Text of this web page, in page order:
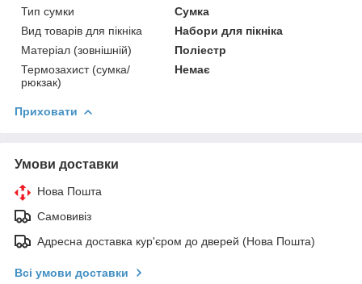
Тип сумки
Сумка
Вид товарів для пікніка
Набори для пікніка
Матеріал (зовнішній)
Поліестр
Термозахист (сумка/
рюкзак)
Немає
Приховати
Умови доставки
Нова Пошта
Самовивіз
Адресна доставка кур'єром до дверей (Нова Пошта)
Всі умови доставки